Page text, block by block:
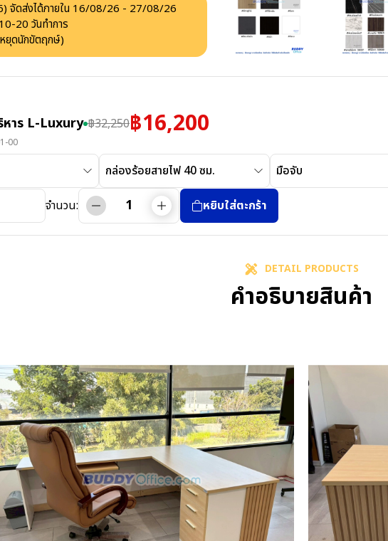
) จัดส่งได้ภายใน 16/08/26 - 27/08/26
10-20 วันทำการ
ยุดนักขัตฤกษ์)
หาร L-Luxury ฿32,250฿16,200
00
กล่องร้อยสายไฟ 40 ซม. มือจับ
จำนวน: หยิบใส่ตะกร้า
DETAIL PRODUCTS
คำอธิบายสินค้า